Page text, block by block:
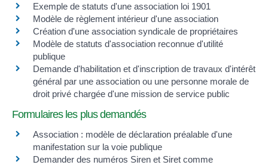
Exemple de statuts d'une association loi 1901
Modèle de règlement intérieur d'une association
Création d'une association syndicale de propriétaires
Modèle de statuts d'association reconnue d'utilité
publique
Demande d'habilitation et d'inscription de travaux d'intérêt
général par une association ou une personne morale de
droit privé chargée d'une mission de service public
Formulaires les plus demandés
Association : modèle de déclaration préalable d'une
manifestation sur la voie publique
Demander des numéros Siren et Siret comme